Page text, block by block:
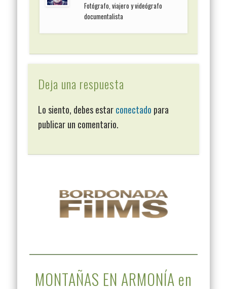
Fotógrafo, viajero y videógrafo
documentalista
Deja una respuesta
Lo siento, debes estarconectado para
publicar un comentario.
MONTAÑAS EN ARMONÍA en